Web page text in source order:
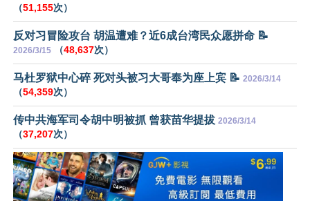
（51,155次）
反对习冒险攻台 胡温遭难？近6成台湾民众愿拼命 📝
2026/3/15 （48,637次）
马杜罗狱中心碎 死对头被习大哥奉为座上宾 📝 2026/3/14
（54,359次）
传中共海军司令胡中明被抓 曾获苗华提拔 2026/3/14
（37,207次）